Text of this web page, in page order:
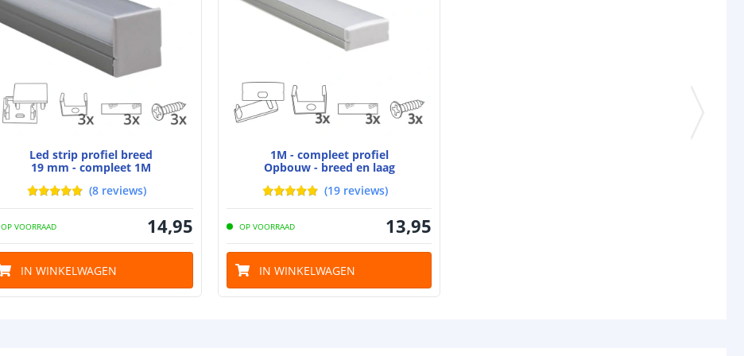
bescherming (IP65/67)
Achtergrondkleur strip (PCB)
Breedte led strip
Dikte led strip
Aansluiting begin
Aansluiting einde
Led strip profiel breed
19 mm - compleet 1M
(8 reviews)
OP VOORRAAD 14,95
IN WINKELWAGEN
1M - compleet profiel
Opbouw - breed en laag
(19 reviews)
OP VOORRAAD 13,95
IN WINKELWAGEN